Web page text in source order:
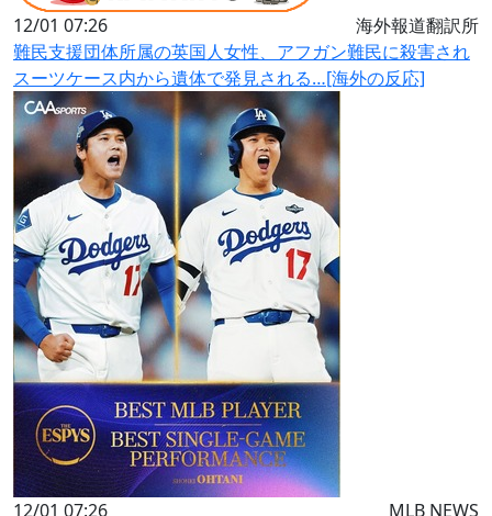
12/01 07:26
海外報道翻訳所
難民支援団体所属の英国人女性、アフガン難民に殺害され
スーツケース内から遺体で発見される…[海外の反応]
12/01 07:26
MLB NEWS